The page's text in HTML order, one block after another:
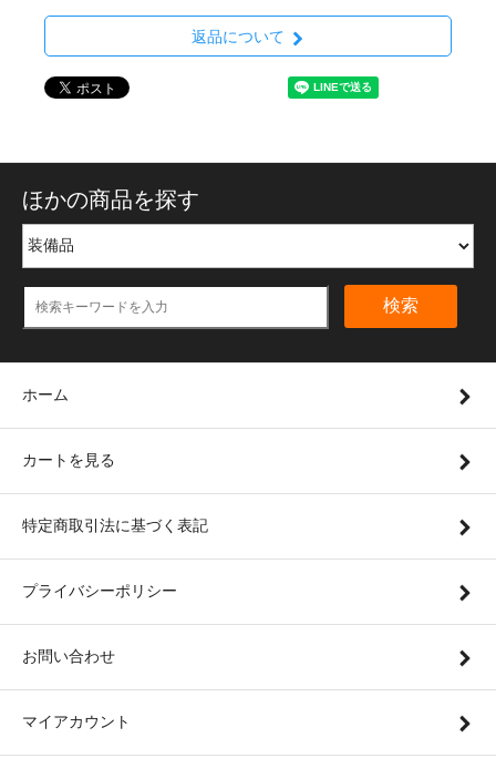
返品について
ほかの商品を探す
検索
ホーム
カートを見る
特定商取引法に基づく表記
プライバシーポリシー
お問い合わせ
マイアカウント